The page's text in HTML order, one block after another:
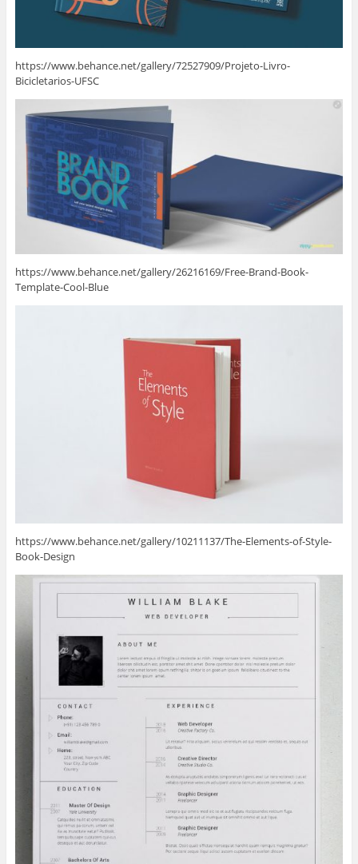
https://www.behance.net/gallery/72527909/Projeto-Livro-
Bicicletarios-UFSC
https://www.behance.net/gallery/26216169/Free-Brand-Book-
Template-Cool-Blue
https://www.behance.net/gallery/10211137/The-Elements-of-Style-
Book-Design